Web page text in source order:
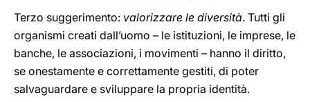
Terzo suggerimento: valorizzare le diversità. Tutti gli
organismi creati dall’uomo – le istituzioni, le imprese, le
banche, le associazioni, i movimenti – hanno il diritto,
se onestamente e correttamente gestiti, di poter
salvaguardare e sviluppare la propria identità.